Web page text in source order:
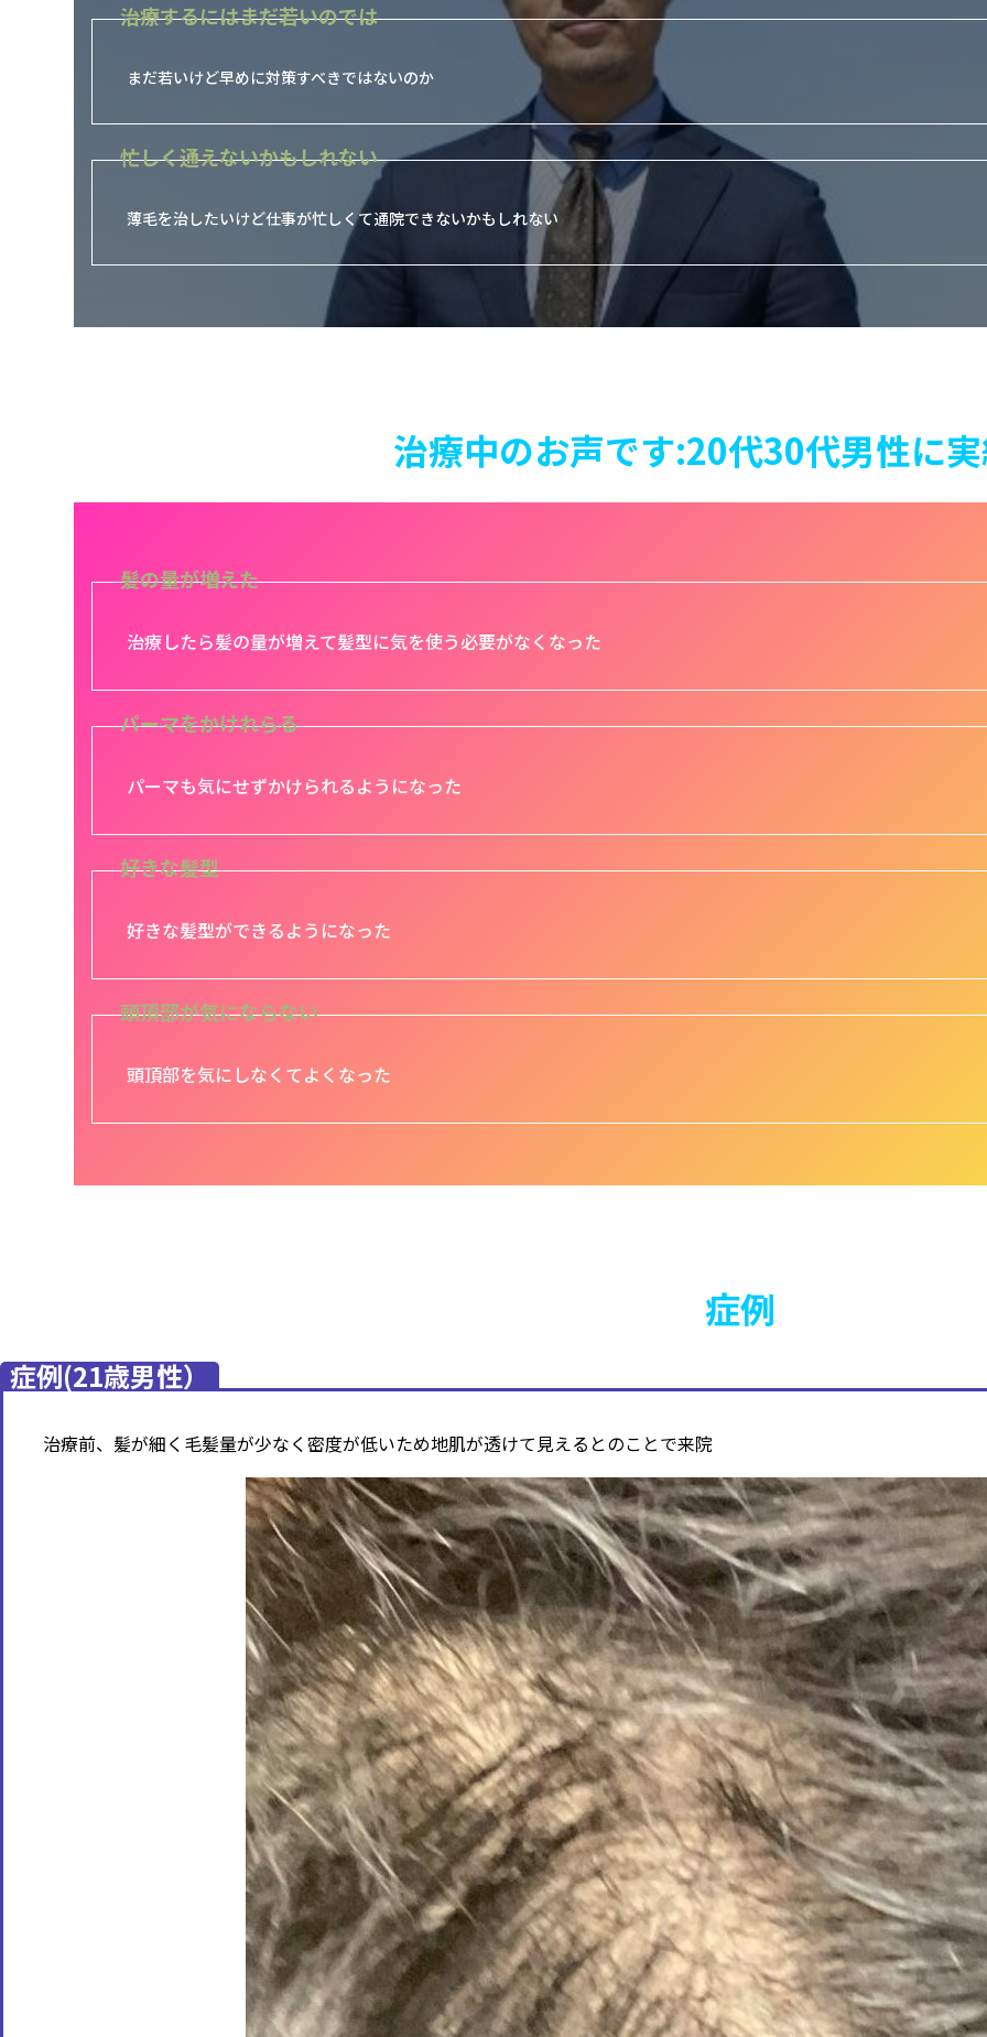
治療するにはまだ若いのでは
まだ若いけど早めに対策すべきではないのか
忙しく通えないかもしれない
薄毛を治したいけど仕事が忙しくて通院できないかもしれない
治療中のお声です:20代30代男性に
髪の量が増えた
治療したら髪の量が増えて髪型に気を使う必要がなくなった
パーマをかけれらる
パーマも気にせずかけられるようになった
好きな髪型
好きな髪型ができるようになった
頭頂部が気にならない
頭頂部を気にしなくてよくなった
症例
症例(21歳男性）
治療前、髪が細く毛髪量が少なく密度が低いため地肌が透けて見えるとのことで来院